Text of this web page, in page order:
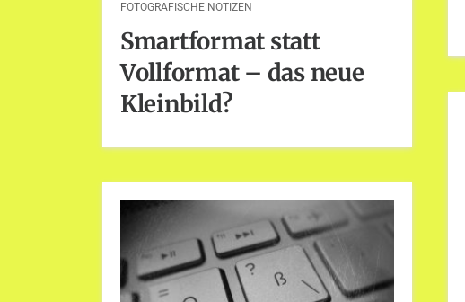
FOTOGRAFISCHE NOTIZEN
Smartformat statt
Vollformat – das neue
Kleinbild?